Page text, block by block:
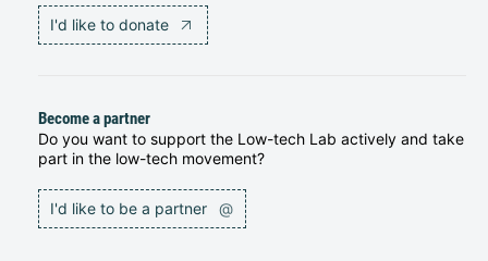
I'd like to donate
Become a partner
Do you want to support the Low-tech Lab actively and take
part in the low-tech movement?
I'd like to be a partner @